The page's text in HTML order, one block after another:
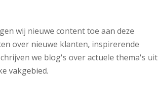
wij nieuwe content toe aan deze
over nieuwe klanten, inspirerende
we blog's over actuele thema's uit
vakgebied.